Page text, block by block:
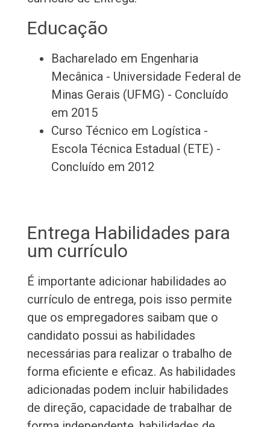
Educação
Bacharelado em Engenharia
Mecânica - Universidade Federal de
Minas Gerais (UFMG) - Concluído
em 2015
Curso Técnico em Logística -
Escola Técnica Estadual (ETE) -
Concluído em 2012
Entrega Habilidades para
um currículo
É importante adicionar habilidades ao
currículo de entrega, pois isso permite
que os empregadores saibam que o
candidato possui as habilidades
necessárias para realizar o trabalho de
forma eficiente e eficaz. As habilidades
adicionadas podem incluir habilidades
de direção, capacidade de trabalhar de